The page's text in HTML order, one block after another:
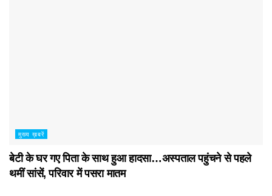
मुख्य ख़बरें
बेटी के घर गए पिता के साथ हुआ हादसा…अस्पताल पहुंचने से पहले
थमीं सांसें, परिवार में पसरा मातम